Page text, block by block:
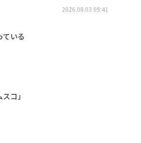
いる
コ」
2026.08.03 09:41